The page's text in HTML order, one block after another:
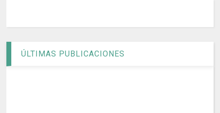
ÚLTIMAS PUBLICACIONES